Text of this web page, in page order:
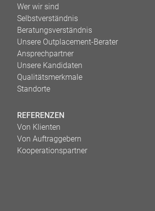
Wer wir sind
Selbstverständnis
Beratungsverständnis
Unsere Outplacement-Berater
Ansprechpartner
Unsere Kandidaten
Qualitätsmerkmale
Standorte
REFERENZEN
Von Klienten
Von Auftraggebern
Kooperationspartner